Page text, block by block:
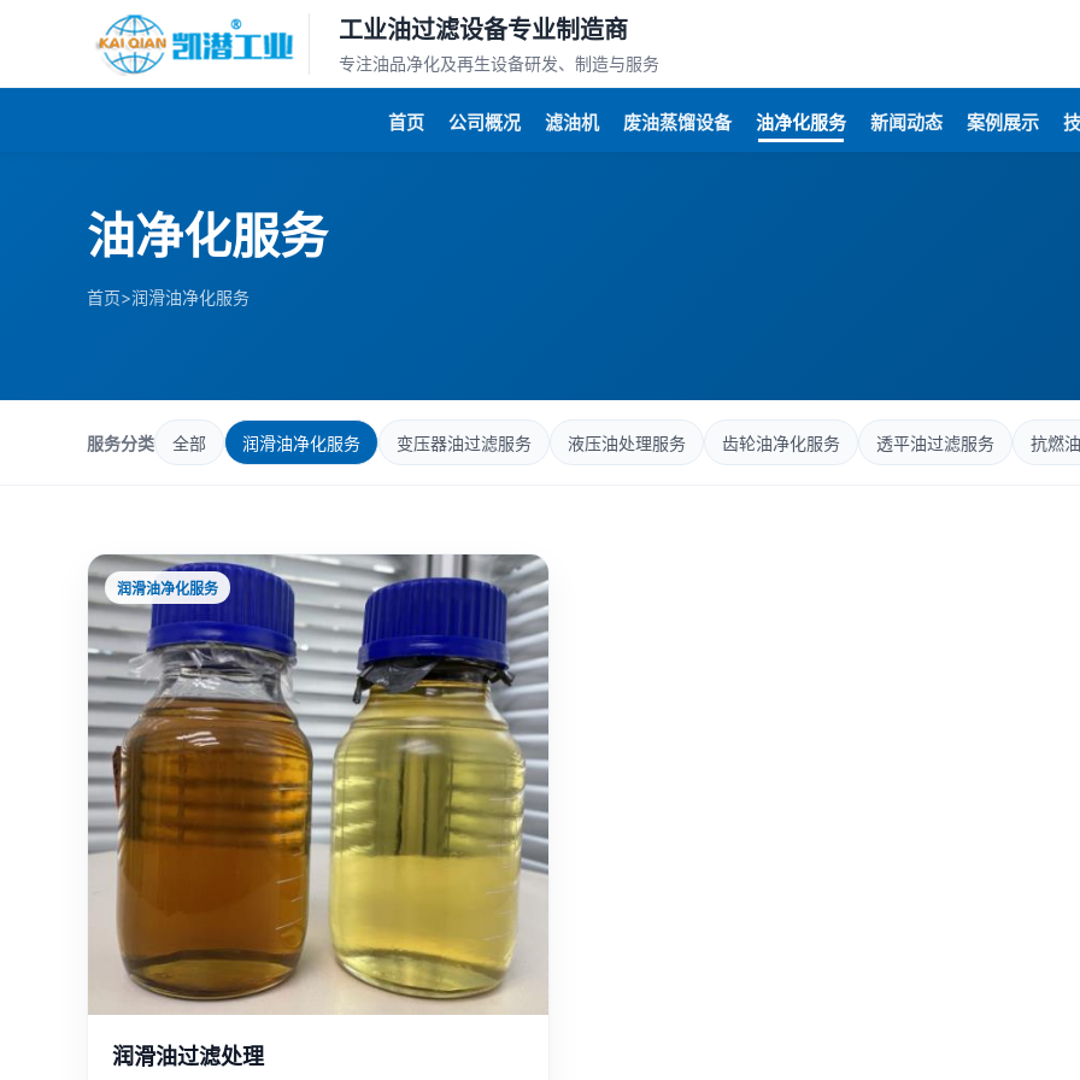
工业油过滤设备专业制造商
专注油品净化及再生设备研发、制造与服务
首页 公司概况 滤油机 废油蒸馏设备 油净化服务 新闻动态 案例展示
油净化服务
首页>润滑油净化服务
服务分类 全部 润滑油净化服务 变压器油过滤服务 液压油处理服务 齿轮油净化服务 透平油过滤服务 抗燃
润滑油净化服务
润滑油过滤处理